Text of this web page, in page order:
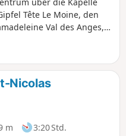
über die Kapelle
Tête Le Moine, den
Val des Anges,
Le Châtelat.Folgen Sie
„Anneau Jaune” (gelber
Nicolas
m
3:20 Std.